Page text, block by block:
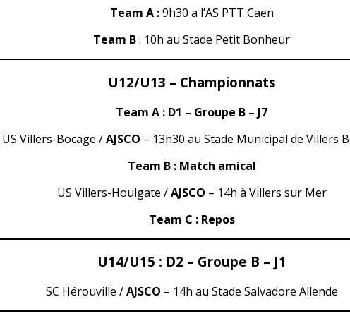
Team A :9h30 a l’AS PTT Caen
Team B: 10h au Stade Petit Bonheur
U12/U13 – Championnats
Team A : D1 – Groupe B – J7
US Villers-Bocage /AJSCO – 13h30 au Stade Municipal de Villers
Team B : Match amical
US Villers-Houlgate /AJSCO – 14h à Villers sur Mer
Team C : Repos
U14/U15 : D2 – Groupe B – J1
SC Hérouville /AJSCO – 14h au Stade Salvadore Allende